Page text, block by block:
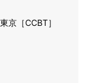
京［CCBT］